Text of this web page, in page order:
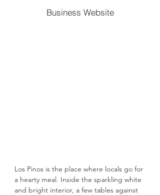
Business Website
Los Pinos is the place where locals go for
a hearty meal. Inside the sparkling white
and bright interior, a few tables against